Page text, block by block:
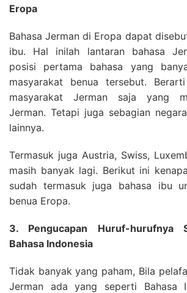
Eropa
Bahasa Jerman di Eropa dapat
ibu. Hal inilah lantaran bahasa
posisi pertama bahasa yang
masyarakat benua tersebut.
masyarakat Jerman saja yang
Jerman. Tetapi juga sebagian
lainnya.
Termasuk juga Austria, Swiss,
masih banyak lagi. Berikut ini
sudah termasuk juga bahasa ibu
benua Eropa.
3. Pengucapan Huruf-hurufnya
Bahasa Indonesia
Tidak banyak yang paham, Bila
Jerman ada yang seperti Bahasa